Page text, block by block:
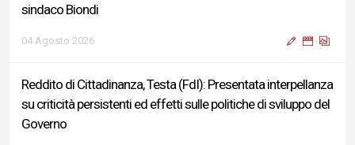
sindaco Biondi
04 Agosto 2026
Reddito di Cittadinanza, Testa (FdI): Presentata interpellanza
su criticità persistenti ed effetti sulle politiche di sviluppo del
Governo